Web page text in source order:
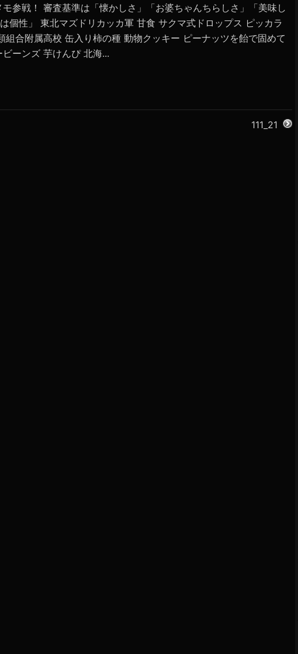
参戦！ 審査基準は「懐かしさ」「お婆ちゃんちらしさ」「美味し
個性」 東北マズドリカッカ軍 甘食 サクマ式ドロップス ピッカラ
組合附属高校 缶入り柿の種 動物クッキー ピーナッツを飴で固めて
ーンズ 芋けんぴ 北海...
111_21